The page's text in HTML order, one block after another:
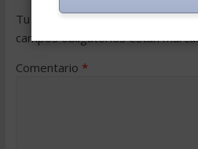
Tu dirección de correo
campos obligatorios están
Comentario *